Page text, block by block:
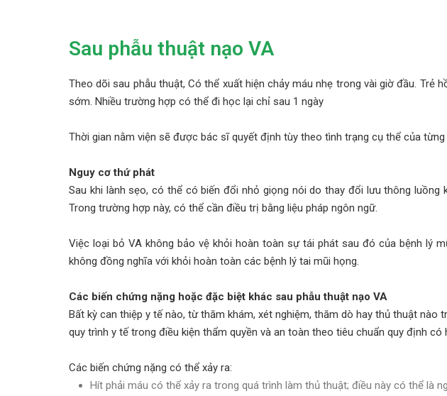
Sau phẫu thuật nạo VA
Theo dõi sau phẫu thuật, Có thể xuất hiện chảy máu nhẹ trong vài giờ đầu. Trẻ
sớm. Nhiều trường hợp có thể đi học lại chỉ sau 1 ngày
Thời gian nằm viện sẽ được bác sĩ quyết định tùy theo tình trạng cụ thể của từng
Nguy cơ thứ phát
Sau khi lành sẹo, có thể có biến đổi nhỏ giọng nói do thay đổi lưu thông luồng
Trong trường hợp này, có thể cần điều trị bằng liệu pháp ngôn ngữ.
Việc loại bỏ VA không bảo vệ khỏi hoàn toàn sự tái phát sau đó của bệnh lý
không đồng nghĩa với khỏi hoàn toàn các bệnh lý tai mũi họng.
Các biến chứng nặng hoặc đặc biệt khác sau phẫu thuật nạo VA
Bất kỳ can thiệp y tế nào, từ thăm khám, xét nghiệm, thăm dò hay thủ thuật
quy trình y tế trong điều kiện thẩm quyền và an toàn theo tiêu chuẩn quy định
Các biến chứng nặng có thể xảy ra:
Hít phải máu có thể xảy ra trong quá trình làm thủ thuật; điều này có thể là